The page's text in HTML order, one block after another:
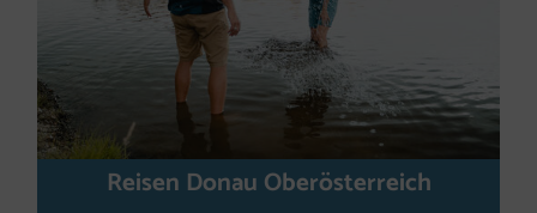
Reisen Donau Oberösterreich